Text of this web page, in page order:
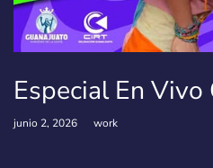
Especial En Vivo
junio 2, 2026 work